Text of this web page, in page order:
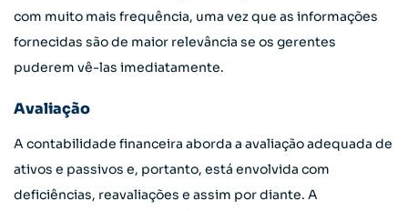
com muito mais frequência, uma vez que as informações
fornecidas são de maior relevância se os gerentes
puderem vê-las imediatamente.
Avaliação
A contabilidade financeira aborda a avaliação adequada de
ativos e passivos e, portanto, está envolvida com
deficiências, reavaliações e assim por diante. A